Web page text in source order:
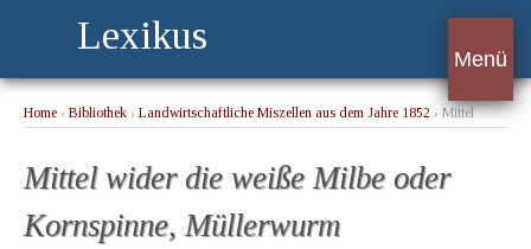
Lexikus
Menü
Home › Bibliothek › Landwirtschaftliche Miszellen aus dem Jahre 1852 › Mittel
Mittel wider die weiße Milbe oder
Kornspinne, Müllerwurm